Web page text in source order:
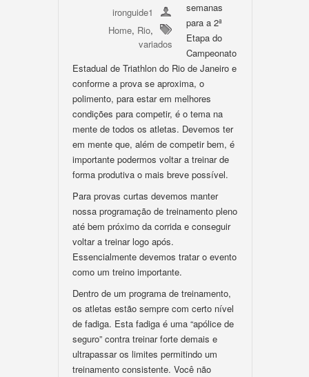
ironguide1
Home, Rio,
variados
semanas
para a 2ª
Etapa do
Campeonato
Estadual de Triathlon do Rio de Janeiro e
conforme a prova se aproxima, o
polimento, para estar em melhores
condições para competir, é o tema na
mente de todos os atletas. Devemos ter
em mente que, além de competir bem, é
importante podermos voltar a treinar de
forma produtiva o mais breve possível.
Para provas curtas devemos manter
nossa programação de treinamento pleno
até bem próximo da corrida e conseguir
voltar a treinar logo após.
Essencialmente devemos tratar o evento
como um treino importante.
Dentro de um programa de treinamento,
os atletas estão sempre com certo nível
de fadiga. Esta fadiga é uma “apólice de
seguro” contra treinar forte demais e
ultrapassar os limites permitindo um
treinamento consistente. Você não